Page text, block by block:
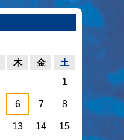
木 金
土
1
6 7 8
13 14 15